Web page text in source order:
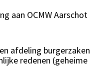
aan OCMW Aarschot
afdeling burgerzaken
redenen (geheime